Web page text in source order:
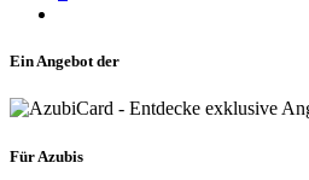
Ein Angebot der
Für Azubis